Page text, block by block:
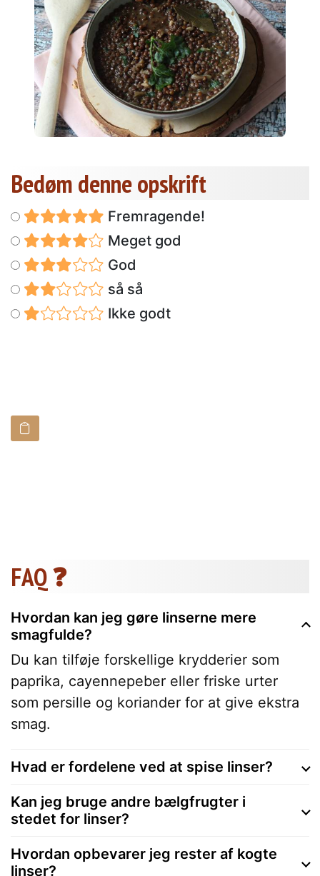
Bedøm denne opskrift
Fremragende!
Meget god
God
så så
Ikke godt
FAQ ❓
Hvordan kan jeg gøre linserne mere
smagfulde?
Du kan tilføje forskellige krydderier som
paprika, cayennepeber eller friske urter
som persille og koriander for at give ekstra
smag.
Hvad er fordelene ved at spise linser?
Kan jeg bruge andre bælgfrugter i
stedet for linser?
Hvordan opbevarer jeg rester af kogte
linser?